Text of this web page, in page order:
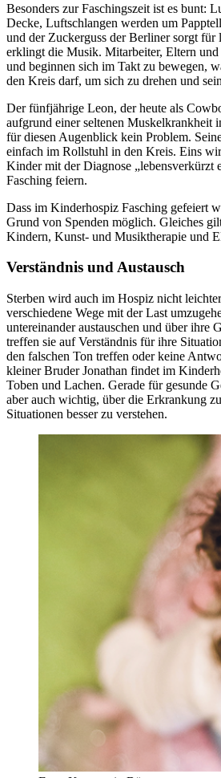
Besonders zur Faschingszeit ist es bunt:
Decke, Luftschlangen werden um
und der Zuckerguss der Berliner sorgt für
erklingt die Musik. Mitarbeiter, Eltern
und beginnen sich im Takt zu bewegen,
den Kreis darf, um sich zu drehen und
Der fünfjährige Leon, der heute als
aufgrund einer seltenen Muskelkrankheit
für diesen Augenblick kein Problem.
einfach im Rollstuhl in den Kreis. Eins
Kinder mit der Diagnose „lebensverkürzt
Fasching feiern.
Dass im Kinderhospiz Fasching gefeiert
Grund von Spenden möglich. Gleiches
Kindern, Kunst- und Musiktherapie und
Verständnis und Austausch
Sterben wird auch im Hospiz nicht
verschiedene Wege mit der Last
untereinander austauschen und über ihre
treffen sie auf Verständnis für ihre
den falschen Ton treffen oder keine
kleiner Bruder Jonathan findet im
Toben und Lachen. Gerade für gesunde
aber auch wichtig, über die Erkrankung
Situationen besser zu verstehen.